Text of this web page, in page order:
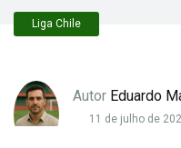
Liga Chile
Autor Eduardo
11 de julho de